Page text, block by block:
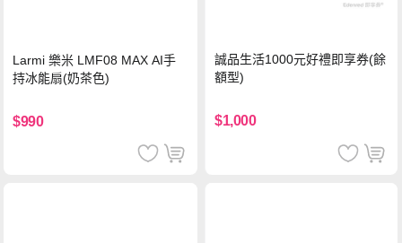
Larmi 樂米 LMF08 MAX AI手
持冰能扇(奶茶色)
$990
誠品生活1000元好禮即享券(餘
額型)
$1,000